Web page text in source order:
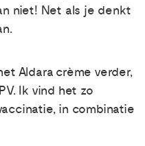
niet! Net als je denkt
Aldara crème verder,
Ik vind het zo
in combinatie